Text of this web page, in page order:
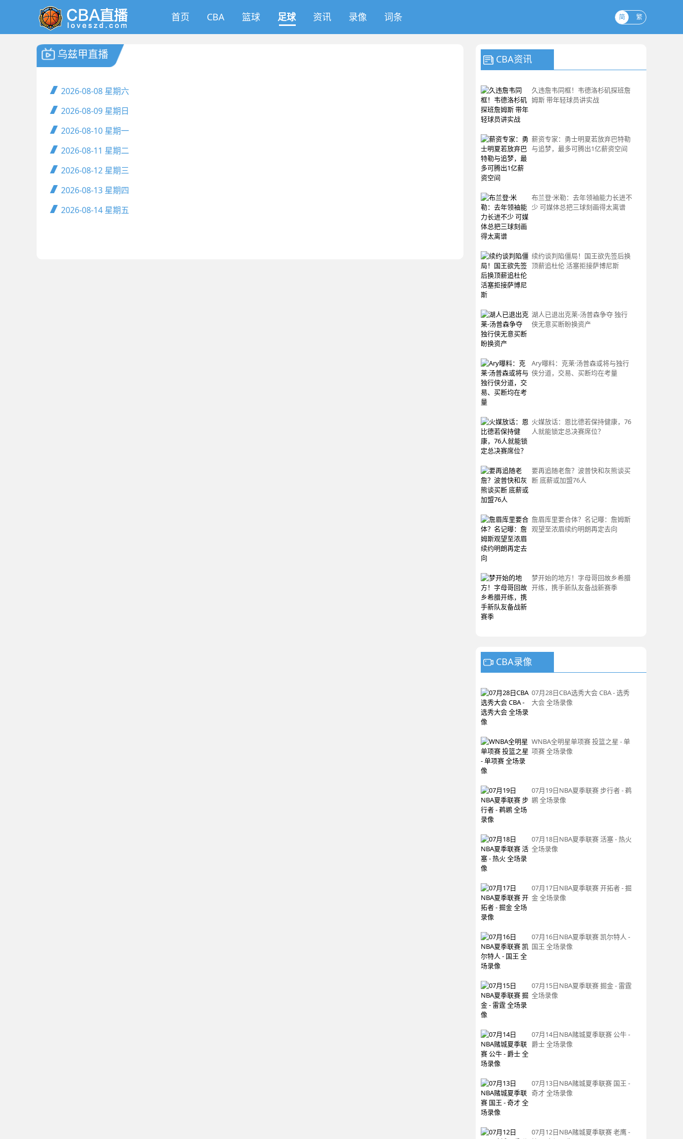
首页 CBA 篮球 足球 资讯 录像 词条 简 繁
乌兹甲直播
2026-08-08 星期六
2026-08-09 星期日
2026-08-10 星期一
2026-08-11 星期二
2026-08-12 星期三
2026-08-13 星期四
2026-08-14 星期五
CBA资讯
久违詹韦同框！韦德洛杉矶探班詹
姆斯 带年轻球员讲实战
薪资专家：勇士明夏若放弃巴特勒
与追梦，最多可腾出1亿薪资空间
布兰登·米勒：去年领袖能力长进不
少 可媒体总把三球刻画得太离谱
续约谈判陷僵局！国王欲先签后换
顶薪追杜伦 活塞拒接萨博尼斯
湖人已退出克莱-汤普森争夺 独行
侠无意买断盼换资产
Ary曝料：克莱·汤普森或将与独行
侠分道，交易、买断均在考量
火媒放话：恩比德若保持健康，76
人就能锁定总决赛席位？
要再追随老詹？波普快和灰熊谈买
断 底薪或加盟76人
詹眉库里要合体？名记曝：詹姆斯
观望至浓眉续约明朗再定去向
梦开始的地方！字母哥回故乡希腊
开练，携手新队友备战新赛季
CBA录像
07月28日CBA选秀大会 CBA - 选秀
大会 全场录像
WNBA全明星单项赛 投篮之星 - 单
项赛 全场录像
07月19日NBA夏季联赛 步行者 - 鹈
鹕 全场录像
07月18日NBA夏季联赛 活塞 - 热火
全场录像
07月17日NBA夏季联赛 开拓者 - 掘
金 全场录像
07月16日NBA夏季联赛 凯尔特人 -
国王 全场录像
07月15日NBA夏季联赛 掘金 - 雷霆
全场录像
07月14日NBA赌城夏季联赛 公牛 -
爵士 全场录像
07月13日NBA赌城夏季联赛 国王 -
奇才 全场录像
07月12日NBA赌城夏季联赛 老鹰 -